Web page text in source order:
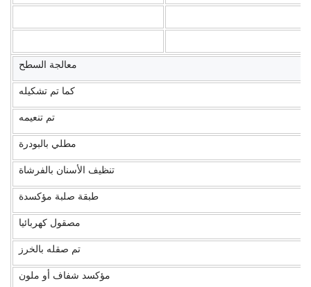
معالجة السطح
كما تم تشكيله
تم تنعيمه
مطلي بالبودرة
تنظيف الأسنان بالفرشاة
طبقة صلبة مؤكسدة
مصقول كهربائيا
تم صقله بالخرز
مؤكسد شفاف أو ملون